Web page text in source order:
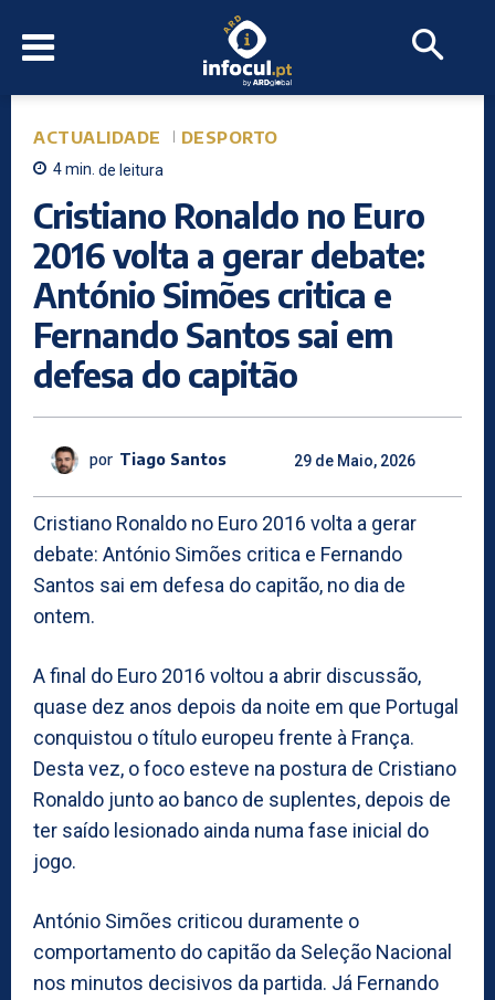
ACTUALIDADE DESPORTO
4min. de leitura
Cristiano Ronaldo no Euro
2016 volta a gerar debate:
António Simões critica e
Fernando Santos sai em
defesa do capitão
por Tiago Santos 29 de Maio, 2026
Cristiano Ronaldo no Euro 2016 volta a gerar
debate: António Simões critica e Fernando
Santos sai em defesa do capitão, no dia de
ontem.
A final do Euro 2016 voltou a abrir discussão,
quase dez anos depois da noite em que Portugal
conquistou o título europeu frente à França.
Desta vez, o foco esteve na postura de Cristiano
Ronaldo junto ao banco de suplentes, depois de
ter saído lesionado ainda numa fase inicial do
jogo.
António Simões criticou duramente o
comportamento do capitão da Seleção Nacional
nos minutos decisivos da partida. Já Fernando